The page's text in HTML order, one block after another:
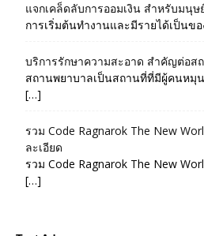
แจกเคล็ดลับการออมเงิน สำหรับมนุษ
การเริ่มต้นทำงานและมีรายได้เป็นข
บริการรักษาความสะอาด สำคัญต่อส
สถานพยาบาลเป็นสถานที่ที่มีผู้คนหมุ
[…]
รวม Code Ragnarok The New
ละเอียด
รวม Code Ragnarok The New
[…]